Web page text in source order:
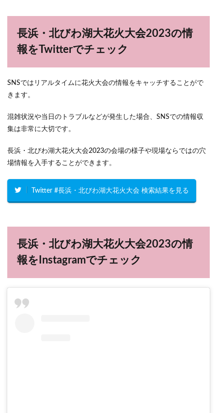
長浜・北びわ湖大花火大会2023の情
報をTwitterでチェック
SNSではリアルタイムに花火大会の情報をキャッチすることがで
きます。
混雑状況や当日のトラブルなどが発生した場合、SNSでの情報収
集は非常に大切です。
長浜・北びわ湖大花火大会2023の会場の様子や現場ならではの穴
場情報を入手することができます。
Twitter #長浜・北びわ湖大花火大会 検索結果を見る
長浜・北びわ湖大花火大会2023の情
報をInstagramでチェック